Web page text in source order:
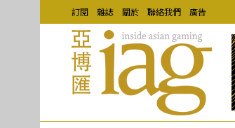
訂閱 雜誌 關於 聯絡我們 廣告